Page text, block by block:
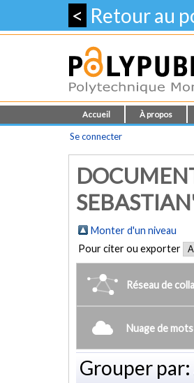
< Retour au
Accueil À propos
Se connecter
Monter d'un niveau
Pour citer ou exporter
Réseau de
Nuage de mots
Grouper par: